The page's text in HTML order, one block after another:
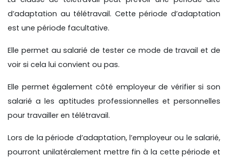
d’adaptation au télétravail. Cette période d’adaptation
est une période facultative.
Elle permet au salarié de tester ce mode de travail et de
voir si cela lui convient ou pas.
Elle permet également côté employeur de vérifier si son
salarié a les aptitudes professionnelles et personnelles
pour travailler en télétravail.
Lors de la période d’adaptation, l’employeur ou le salarié,
pourront unilatéralement mettre fin à la cette période et